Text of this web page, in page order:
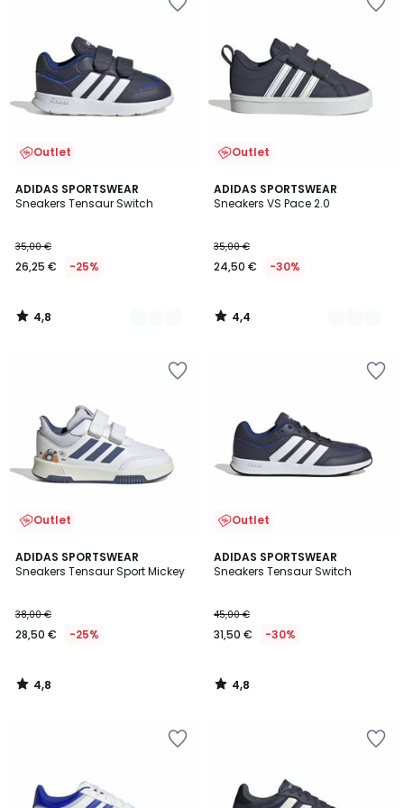
Outlet
ADIDAS SPORTSWEAR
Sneakers Tensaur Switch
35,00 €
26,25 € -25%
4,8
/ 5
2
Kleuren
4,8
/
Outlet
ADIDAS SPORTSWEAR
Sneakers VS Pace 2.0
35,00 €
24,50 € -30%
4,4
/ 5
2
Kleuren
4,4
/
Outlet
ADIDAS SPORTSWEAR
Sneakers Tensaur Sport Mickey
38,00 €
28,50 € -25%
4,8
/ 5
4,8
/
Outlet
ADIDAS SPORTSWEAR
Sneakers Tensaur Switch
45,00 €
31,50 € -30%
4,8
/ 5
4,8
/